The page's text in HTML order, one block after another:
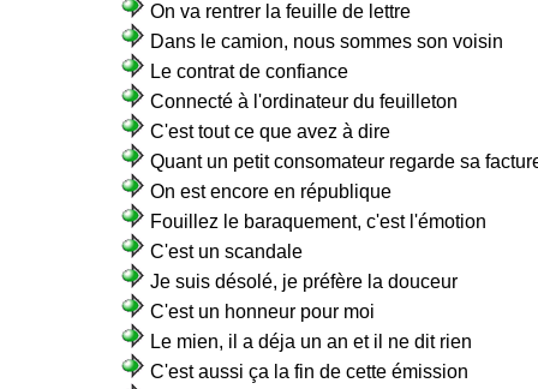
On va rentrer la feuille de lettre
Dans le camion, nous sommes son voisin
Le contrat de confiance
Connecté à l'ordinateur du feuilleton
C'est tout ce que avez à dire
Quant un petit consomateur regarde sa
On est encore en république
Fouillez le baraquement, c'est l'émotion
C'est un scandale
Je suis désolé, je préfère la douceur
C'est un honneur pour moi
Le mien, il a déja un an et il ne dit rien
C'est aussi ça la fin de cette émission